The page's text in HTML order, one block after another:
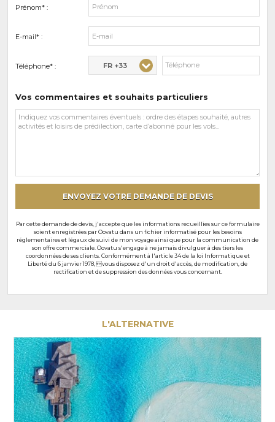
Prénom* :
E-mail* :
Téléphone* : FR +33
Vos commentaires et souhaits particuliers
Vos
commentaires
ENVOYEZ VOTRE DEMANDE DE DEVIS
Par cette demande de devis, j'accepte que les informations recueillies sur ce formulaire
soient enregistrées par Oovatu dans un fichier informatisé pour les besoins
réglementaires et légaux de suivi de mon voyage ainsi que pour la communication de
son offre commerciale. Oovatu s'engage à ne jamais divulguer à des tiers les
coordonnées de ses clients. Conformément à l'article 34 de la loi Informatique et
Liberté du 6 janvier 1978, vous disposez d'un droit d'accès, de modification, de
rectification et de suppression des données vous concernant.
L'ALTERNATIVE